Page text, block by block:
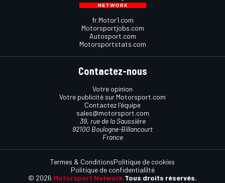
fr.Motor1.com
Motorsportjobs.com
Autosport.com
Motorsportstats.com
Contactez-nous
Votre opinion
Votre publicité sur Motorsport.com
Contactez l'équipe
sales@motorsport.com
39, rue de la Saussière
92100 Boulogne-Billancourt
France
© 2026 Motorsport Network Tous droits réservés.
Termes & ConditionsPolitique de cookies
Politique de confidentialilté